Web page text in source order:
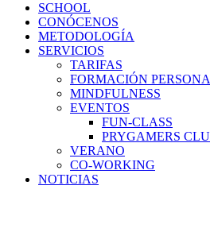
SCHOOL
CONÓCENOS
METODOLOGÍA
SERVICIOS
TARIFAS
FORMACIÓN
MINDFULNESS
EVENTOS
FUN-CLASS
PRYGAMERS
VERANO
CO-WORKING
NOTICIAS